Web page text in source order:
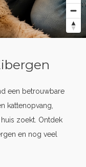
een betrouwbare
kattenopvang,
zoekt. Ontdek
en nog veel